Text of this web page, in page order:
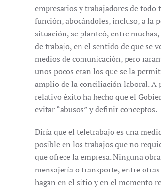
empresarios y trabajadores de
función, abocándoles, incluso, a la
situación, se planteó, entre
de trabajo, en el sentido de que se
medios de comunicación, pero
unos pocos eran los que se la
amplio de la conciliación laboral. A
relativo éxito ha hecho que el
evitar “abusos” y definir conceptos.
Diría que el teletrabajo es una
posible en los trabajos que no
que ofrece la empresa. Ninguna
mensajería o transporte, entre
hagan en el sitio y en el momento